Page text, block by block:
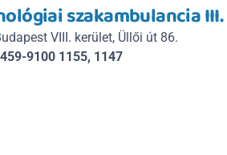
szakambulancia III.
VIII. kerület, Üllői út 86.
9100 1155, 1147